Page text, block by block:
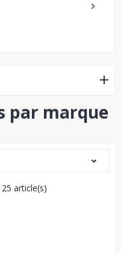
par marque
article(s)